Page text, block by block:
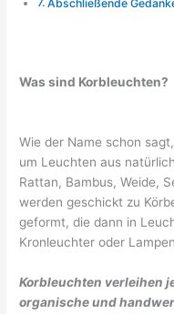
Abschließende
Was sind Korbleuchten?
Wie der Name schon
um Leuchten aus
Rattan, Bambus, Weide,
werden geschickt zu
geformt, die dann in
Kronleuchter oder
Korbleuchten verleihen
organische und